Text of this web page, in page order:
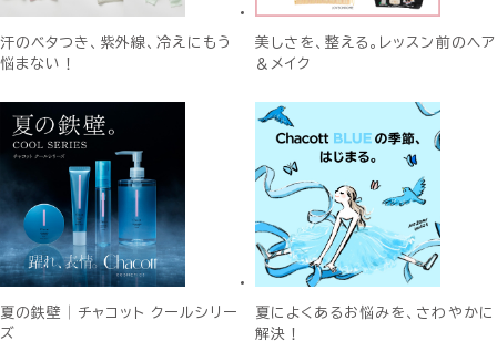
汗のベタつき、紫外線、冷えにもう
悩まない！
美しさを、整える。レッスン前のヘア
＆メイク
夏の鉄壁│チャコット クールシリー
ズ
夏によくあるお悩みを、さわやかに
解決！